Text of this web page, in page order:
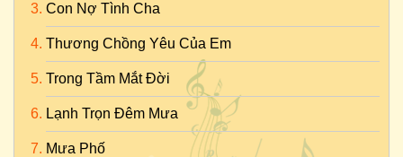
Con Nợ Tình Cha
Thương Chồng Yêu Của Em
Trong Tầm Mắt Đời
Lạnh Trọn Đêm Mưa
Mưa Phố